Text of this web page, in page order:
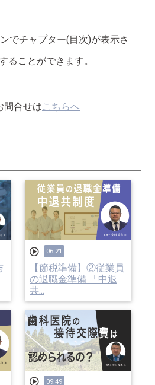
でチャプター(目次)が表示さ
ることができます。
問合せはこちらへ
06:21
【節税準備】②従業員
の退職金準備 「中退
共...
09:49